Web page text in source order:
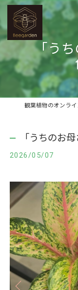
「う
「うちのお
2026/05/07